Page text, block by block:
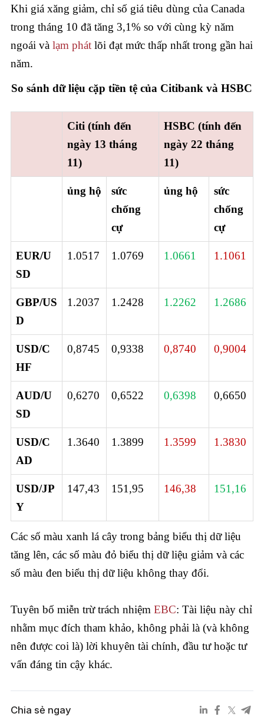
Khi giá xăng giảm, chỉ số giá tiêu dùng của Canada
trong tháng 10 đã tăng 3,1% so với cùng kỳ năm
ngoái và lạm phátlõi đạt mức thấp nhất trong gần hai
năm.
So sánh dữ liệu cặp tiền tệ của Citibank và HSBC
Citi (tính đến
ngày 13 tháng
11)
HSBC (tính đến
ngày 22 tháng
11)
ủng hộ
sức
chống
cự
ủng hộ
sức
chống
cự
EUR/U
SD
1.0517 1.0769 1.0661 1.1061
GBP/US
D
1.2037 1.2428 1.2262 1.2686
USD/C
HF
0,8745 0,9338 0,8740 0,9004
AUD/U
SD
0,6270 0,6522 0,6398 0,6650
USD/C
AD
1.3640 1.3899 1.3599 1.3830
USD/JP
Y
147,43 151,95 146,38 151,16
Các số màu xanh lá cây trong bảng biểu thị dữ liệu
tăng lên, các số màu đỏ biểu thị dữ liệu giảm và các
số màu đen biểu thị dữ liệu không thay đổi.
Tuyên bố miễn trừ trách nhiệm EBC: Tài liệu này chỉ
nhằm mục đích tham khảo, không phải là (và không
nên được coi là) lời khuyên tài chính, đầu tư hoặc tư
vấn đáng tin cậy khác.
Chia sẻ ngay